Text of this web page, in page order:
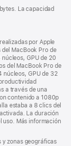
La capacidad
por Apple
MacBook Pro de
GPU de 20
del MacBook Pro de
núcleos, GPU de 32
a través de una
contenido a 1080p
estaba a 8 clics del
La duración
uso. Más información
y zonas geográficas